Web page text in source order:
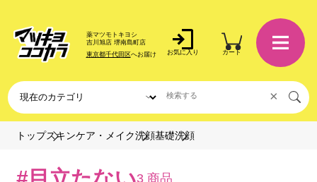
薬マツモトキヨシ
吉川旭店 堺南島町店
東京都千代田区へお届け お気に入り カート
×
トップスキンケア・メイク洗顔基礎洗顔
3 商品